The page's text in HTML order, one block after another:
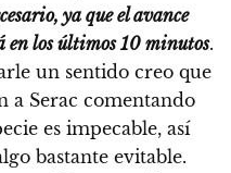
ya que el avance
en los últimos 10 minutos.
un sentido creo que
a Serac comentando
es impecable, así
bastante evitable.